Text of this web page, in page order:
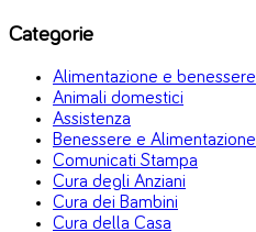
Categorie
Alimentazione e benessere
Animali domestici
Assistenza
Benessere e Alimentazione
Comunicati Stampa
Cura degli Anziani
Cura dei Bambini
Cura della Casa